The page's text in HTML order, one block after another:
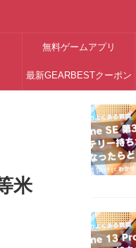
無料ゲームアプリ
最新GEARBESTクーポン
米